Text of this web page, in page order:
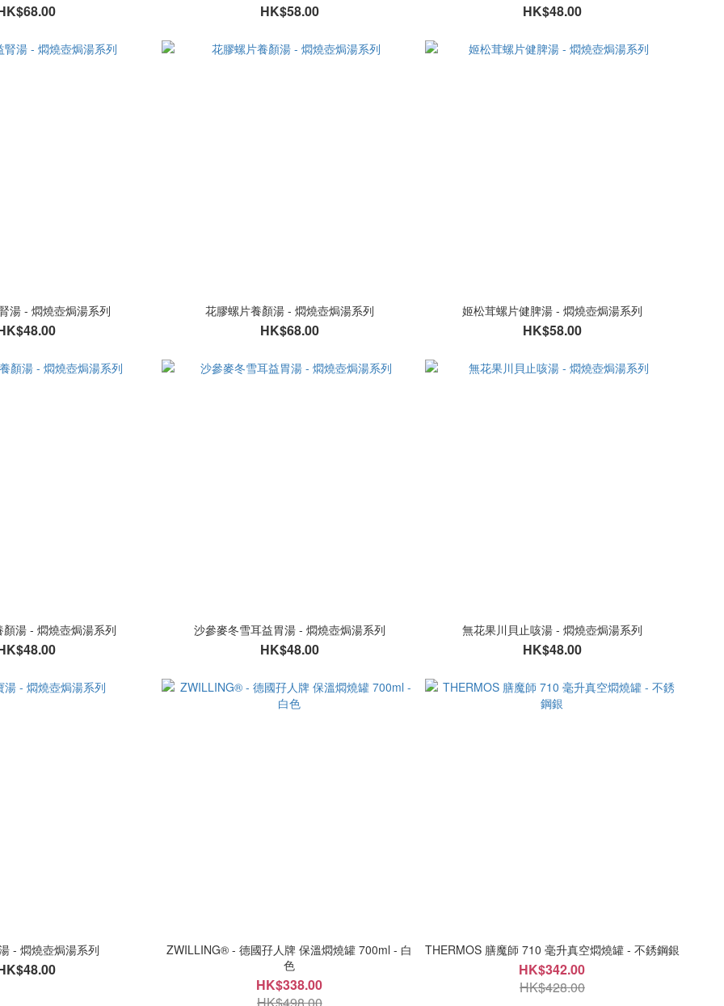
HK$58.00 HK$48.00
湯 - 燜燒壺焗湯系列 花膠螺片養顏湯 - 燜燒壺焗湯系列
HK$68.00
姬松茸螺片健脾湯 - 燜燒壺焗湯系列
HK$58.00
湯 - 燜燒壺焗湯系列 沙參麥冬雪耳益胃湯 - 燜燒壺焗湯系列
HK$48.00
無花果川貝止咳湯 - 燜燒壺焗湯系列
HK$48.00
- 燜燒壺焗湯系列
ZWILLING® - 德國孖人牌 保溫燜燒罐 700ml - 白
色
HK$338.00
HK$498.00
THERMOS 膳魔師 710 毫升真空燜燒罐 - 不銹鋼銀
HK$342.00
HK$428.00